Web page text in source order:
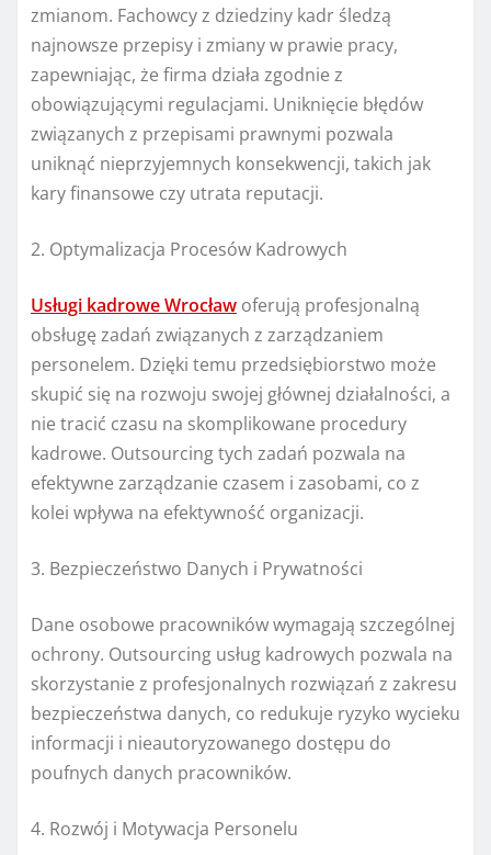
zmianom. Fachowcy z dziedziny kadr śledzą
najnowsze przepisy i zmiany w prawie pracy,
zapewniając, że firma działa zgodnie z
obowiązującymi regulacjami. Uniknięcie błędów
związanych z przepisami prawnymi pozwala
uniknąć nieprzyjemnych konsekwencji, takich jak
kary finansowe czy utrata reputacji.
2. Optymalizacja Procesów Kadrowych
Usługi kadrowe Wrocław oferują profesjonalną
obsługę zadań związanych z zarządzaniem
personelem. Dzięki temu przedsiębiorstwo może
skupić się na rozwoju swojej głównej działalności, a
nie tracić czasu na skomplikowane procedury
kadrowe. Outsourcing tych zadań pozwala na
efektywne zarządzanie czasem i zasobami, co z
kolei wpływa na efektywność organizacji.
3. Bezpieczeństwo Danych i Prywatności
Dane osobowe pracowników wymagają szczególnej
ochrony. Outsourcing usług kadrowych pozwala na
skorzystanie z profesjonalnych rozwiązań z zakresu
bezpieczeństwa danych, co redukuje ryzyko wycieku
informacji i nieautoryzowanego dostępu do
poufnych danych pracowników.
4. Rozwój i Motywacja Personelu